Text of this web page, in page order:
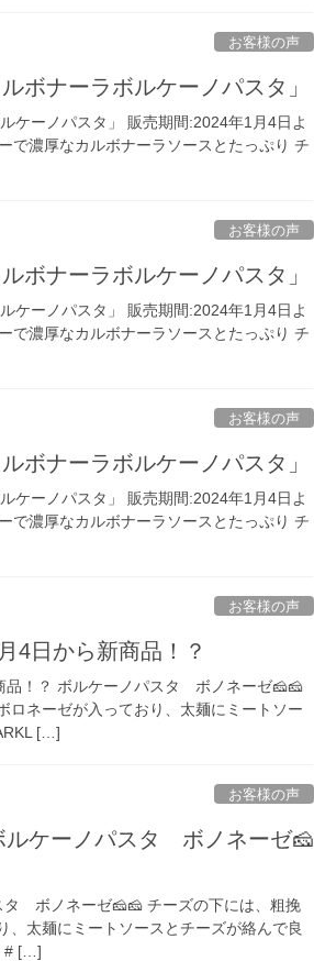
お客様の声
ボナーラボルケーノパスタ」
ケーノパスタ」 販売期間:2024年1月4日よ
で濃厚なカルボナーラソースとたっぷり チ
お客様の声
ボナーラボルケーノパスタ」
ケーノパスタ」 販売期間:2024年1月4日よ
で濃厚なカルボナーラソースとたっぷり チ
お客様の声
ボナーラボルケーノパスタ」
ケーノパスタ」 販売期間:2024年1月4日よ
で濃厚なカルボナーラソースとたっぷり チ
お客様の声
4日から新商品！？
品！？ ボルケーノパスタ ボノネーゼ🧀🧀
ロネーゼが入っており、太麺にミートソー
[…]
お客様の声
ルケーノパスタ ボノネーゼ🧀
タ ボノネーゼ🧀🧀 チーズの下には、粗挽
、太麺にミートソースとチーズが絡んで良
# […]